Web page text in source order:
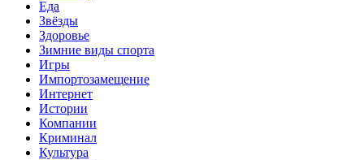
Еда
Звёзды
Здоровье
Зимние виды спорта
Игры
Импортозамещение
Интернет
Истории
Компании
Криминал
Культура